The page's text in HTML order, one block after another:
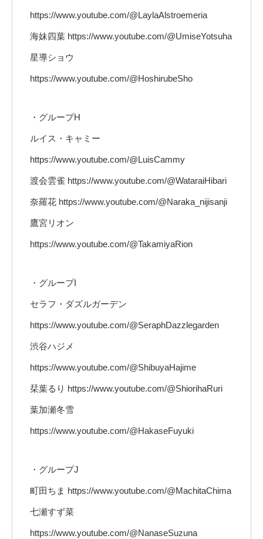
https://www.youtube.com/@LaylaAlstroemeria
海妹四葉 https://www.youtube.com/@UmiseYotsuha
星導ショウ
https://www.youtube.com/@HoshirubeSho
・グループH
ルイス・キャミー
https://www.youtube.com/@LuisCammy
渡会雲雀 https://www.youtube.com/@WataraiHibari
奈羅花 https://www.youtube.com/@Naraka_nijisanji
鷹宮リオン
https://www.youtube.com/@TakamiyaRion
・グループI
セラフ・ダズルガーデン
https://www.youtube.com/@SeraphDazzlegarden
渋谷ハジメ
https://www.youtube.com/@ShibuyaHajime
栞葉るり https://www.youtube.com/@ShiorihaRuri
葉加瀬冬雪
https://www.youtube.com/@HakaseFuyuki
・グループJ
町田ちま https://www.youtube.com/@MachitaChima
七瀬すず菜
https://www.youtube.com/@NanaseSuzuna